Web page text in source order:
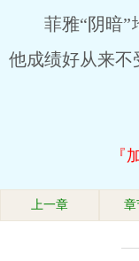
菲雅“阴暗”地
他成绩好从来不
『
上一章 章